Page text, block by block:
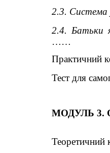
2.3. Система
2.4. Батьки
……
Тест для
МОДУЛЬ 3.
Теоретичний